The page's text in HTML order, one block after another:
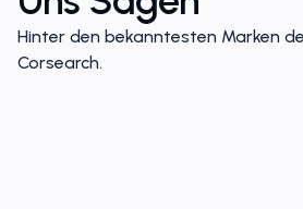
Hinter den bekanntesten Marken
Corsearch.